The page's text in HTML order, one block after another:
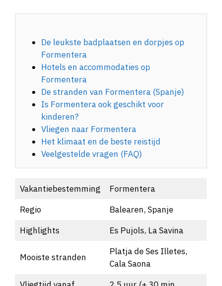
De leukste badplaatsen en dorpjes op
Formentera
Hotels en accommodaties op
Formentera
De stranden van Formentera (Spanje)
Is Formentera ook geschikt voor
kinderen?
Vliegen naar Formentera
Het klimaat en de beste reistijd
Veelgestelde vragen (FAQ)
Vakantiebestemming
Formentera
Regio
Balearen, Spanje
Highlights
Es Pujols, La Savina
Mooiste stranden
Platja de Ses Illetes,
Cala Saona